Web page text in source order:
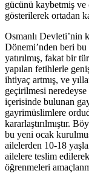
gücünü kaybetmiş ve
gösterilerek ortadan
Osmanlı Devleti’nin
Dönemi’nden beri
yatırılmış, fakat bir
yapılan fetihlerle
ihtiyaç artmış, ve
geçirilmesi
içerisinde bulunan
gayrimüslimlere
kararlaştırılmıştır.
bu yeni ocak
ailelerden 10-18
ailelere teslim
öğrenmeleri